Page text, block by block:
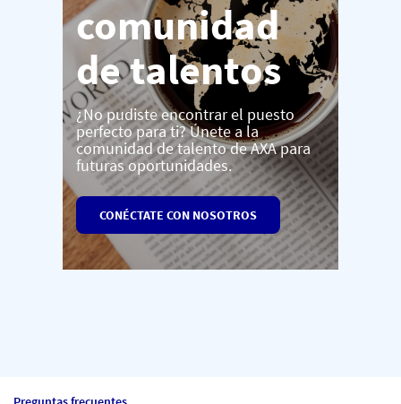
comunidad
de talentos
¿No pudiste encontrar el puesto
perfecto para ti? Únete a la
comunidad de talento de AXA para
futuras oportunidades.
CONÉCTATE CON NOSOTROS